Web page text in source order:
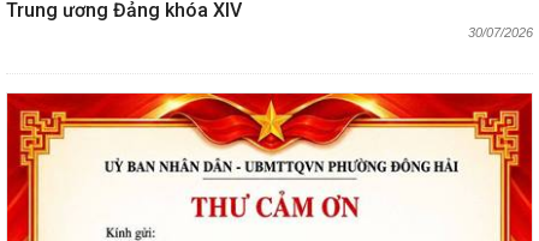
Trung ương Đảng khóa XIV
30/07/2026